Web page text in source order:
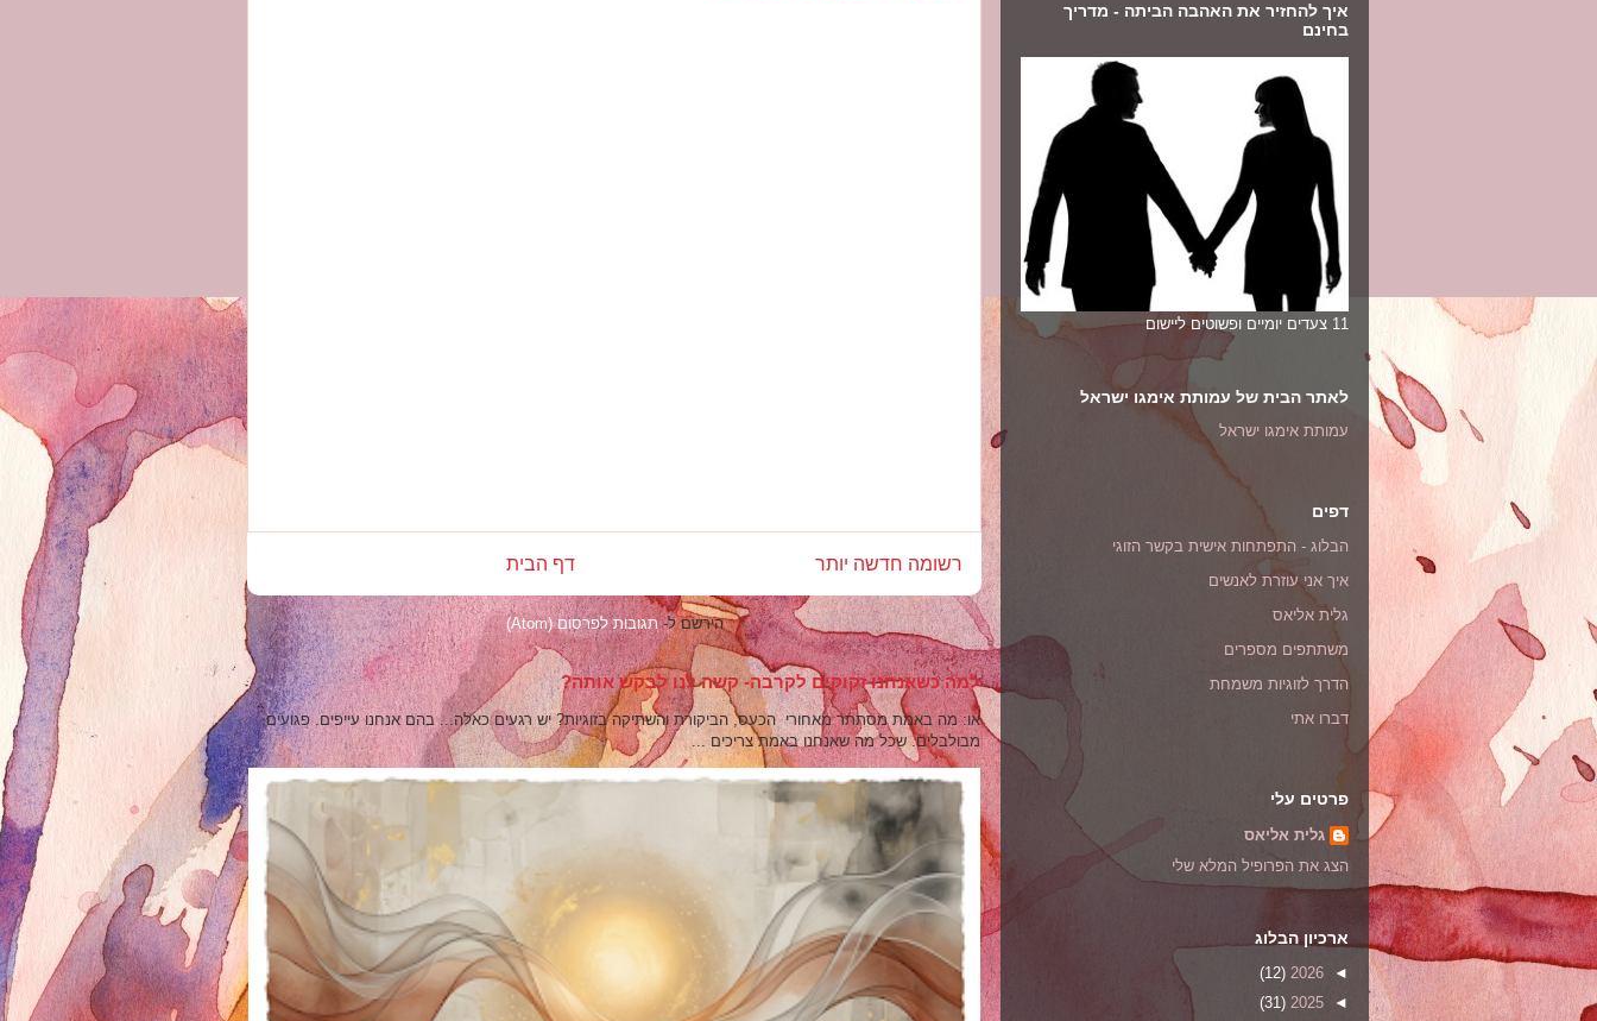
רשומה חדשה יותר דף הבית
הירשם ל-תגובות לפרסום (Atom)
למה כשאנחנו זקוקים לקרבה- קשה לנו לבקש אותה?
או: מה באמת מסתתר מאחורי הכעס, הביקורת והשתיקה בזוגיות? יש רגעים כאלה... בהם אנחנו עייפים. פגועים.
מבולבלים. שכל מה שאנחנו באמת צריכים ...
איך להחזיר את האהבה הביתה - מדריך
בחינם
11 צעדים יומיים ופשוטים ליישום
לאתר הבית של עמותת אימגו ישראל
עמותת אימגו ישראל
דפים
הבלוג - התפתחות אישית בקשר הזוגי
איך אני עוזרת לאנשים
גלית אליאס
משתתפים מספרים
הדרך לזוגיות משמחת
דברו אתי
פרטים עלי
גלית אליאס
הצג את הפרופיל המלא שלי
ארכיון הבלוג
◄
2026
(12)
◄
2025
(31)